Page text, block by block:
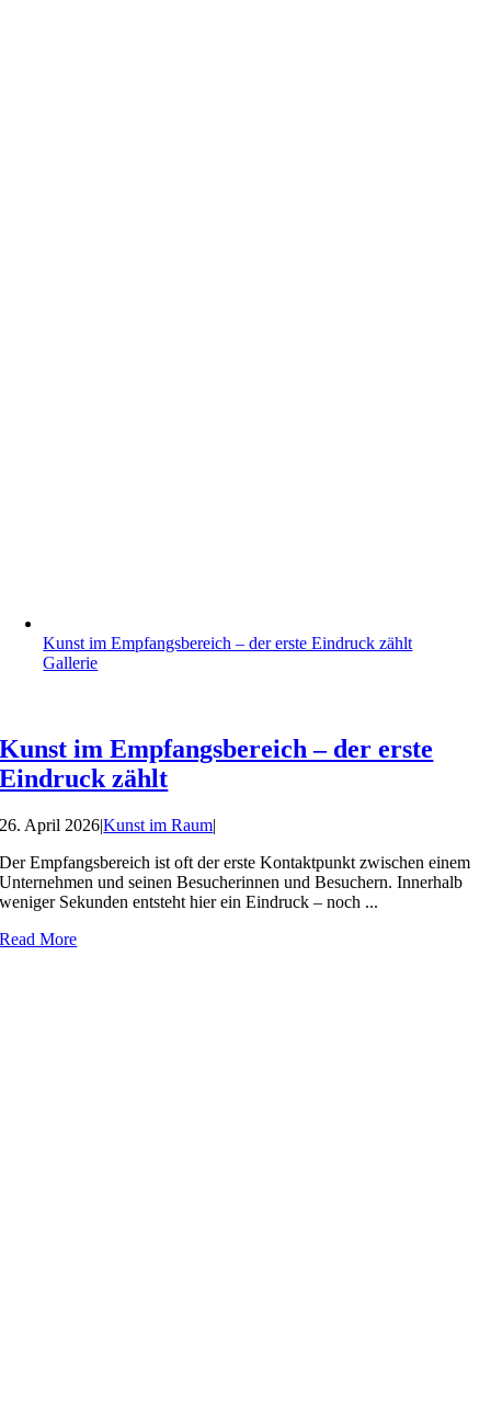
Kunst im Empfangsbereich – der erste Eindruck zählt
Gallerie
Kunst im Empfangsbereich – der erste
Eindruck zählt
26. April 2026|Kunst im Raum|
Der Empfangsbereich ist oft der erste Kontaktpunkt zwischen einem
Unternehmen und seinen Besucherinnen und Besuchern. Innerhalb
weniger Sekunden entsteht hier ein Eindruck – noch ...
Read More